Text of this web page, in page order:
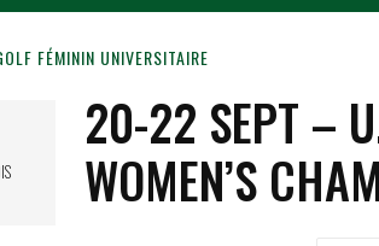
FÉMININ UNIVERSITAIRE
20-22 SEPT –
WOMEN’S